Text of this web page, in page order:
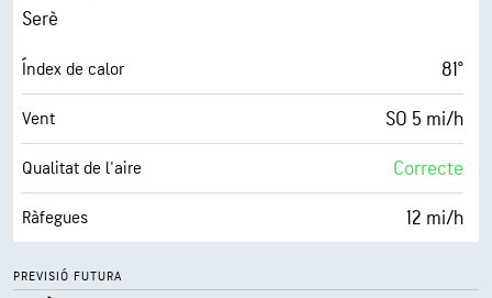
Punt de rosada
AccuLumen Brightness Index™ 0 (Fosc)
Nuvolositat 6 %
Visibilitat 10 mi
Sostre de núvols 30000 ft
Serè
Índex de calor 81°
Vent SO 5 mi/h
Qualitat de l'aire Correcte
Ràfegues 12 mi/h
Humitat
PREVISIÓ FUTURA